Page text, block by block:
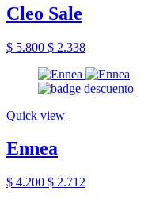
Cleo Sale
$ 5.800 $ 2.338
Quick view
Ennea
$ 4.200 $ 2.712